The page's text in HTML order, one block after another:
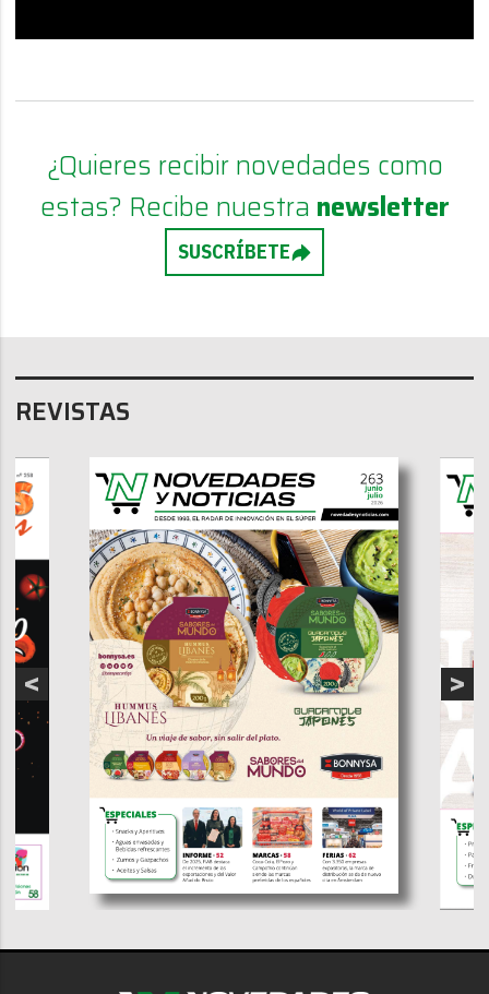
¿Quieres recibir novedades como
estas? Recibe nuestra newsletter
SUSCRÍBETE
REVISTAS